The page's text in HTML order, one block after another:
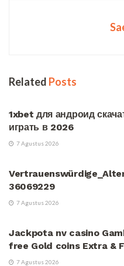
Related Posts
1xbet для андроид
играть в 2026
7 Agustus 2026
36069229
7 Agustus 2026
Jackpota nv casino
free Gold coins Extra &
7 Agustus 2026